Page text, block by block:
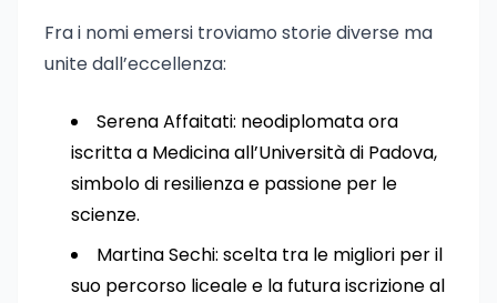
Fra i nomi emersi troviamo storie diverse ma
unite dall’eccellenza:
Serena Affaitati: neodiplomata ora
iscritta a Medicina all’Università di Padova,
simbolo di resilienza e passione per le
scienze.
Martina Sechi: scelta tra le migliori per il
suo percorso liceale e la futura iscrizione al